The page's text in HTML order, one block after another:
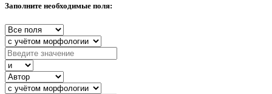
Заполните необходимые поля: